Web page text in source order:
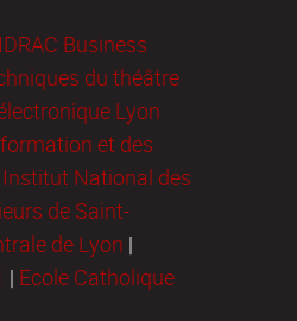
IDRAC Business
du théâtre
Lyon
et des
Institut National des
de Saint-
de Lyon |
| Ecole Catholique